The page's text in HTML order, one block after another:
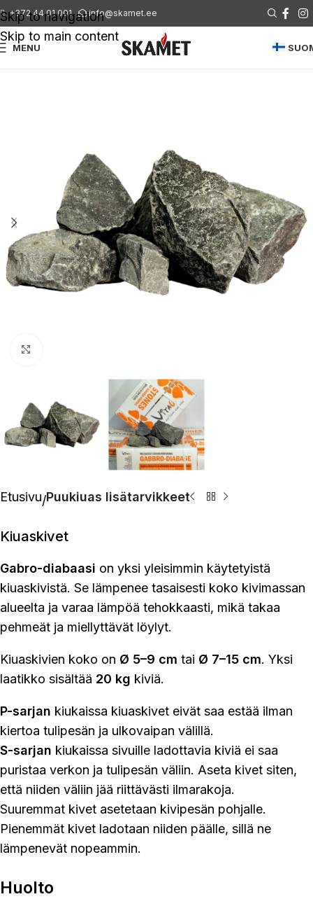
Skip to navigation
Skip to main content
+372 44 01 001 info@skamet.ee
MENU
Etusivu Puukiuas lisätarvikkeet
Kiuaskivet
Gabro-diabaasi on yksi yleisimmin käytetyistä
kiuaskivistä. Se lämpenee tasaisesti koko kivimassan
alueelta ja varaa lämpöä tehokkaasti, mikä takaa
pehmeät ja miellyttävät löylyt.
Kiuaskivien koko on Ø 5–9 cm tai Ø 7–15 cm. Yksi
laatikko sisältää 20 kg kiviä.
P-sarjan kiukaissa kiuaskivet eivät saa estää ilman
kiertoa tulipesän ja ulkovaipan välillä.
S-sarjan kiukaissa sivuille ladottavia kiviä ei saa
puristaa verkon ja tulipesän väliin. Aseta kivet siten,
että niiden väliin jää riittävästi ilmarakoja.
Suuremmat kivet asetetaan kivipesän pohjalle.
Pienemmät kivet ladotaan niiden päälle, sillä ne
lämpenevät nopeammin.
Huolto